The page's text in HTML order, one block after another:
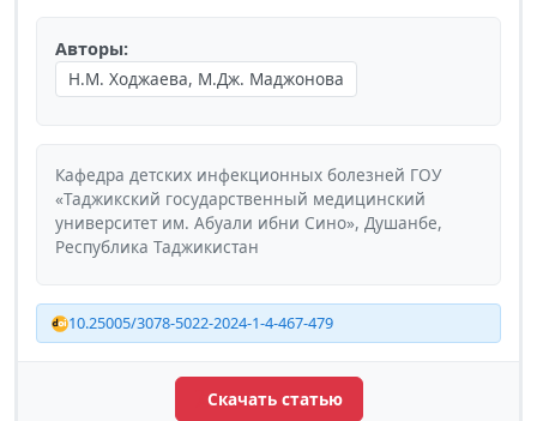
Авторы:
Н.М. Ходжаева, М.Дж. Маджонова
Кафедра детских инфекционных болезней ГОУ
«Таджикский государственный медицинский
университет им. Абуали ибни Сино», Душанбе,
Республика Таджикистан
10.25005/3078-5022-2024-1-4-467-479
Скачать статью